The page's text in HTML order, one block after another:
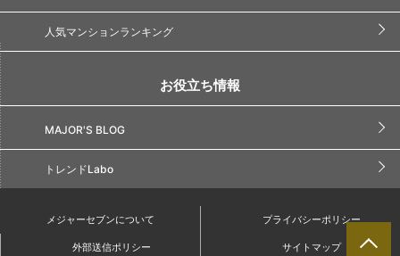
人気マンションランキング
お役立ち情報
MAJOR'S BLOG
トレンドLabo
メジャーセブンについて プライバシーポリシー
外部送信ポリシー サイトマップ